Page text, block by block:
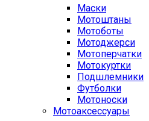
Маски
Мотоштаны
Мотоботы
Мотоджерси
Мотоперчатки
Мотокуртки
Подшлемники
Футболки
Мотоноски
Мотоаксессуары